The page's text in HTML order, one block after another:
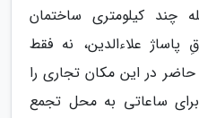
چند کیلومتری ساختمان
علاءالدین، نه فقط
در این مکان تجاری را
برای ساعاتی به محل تجمع